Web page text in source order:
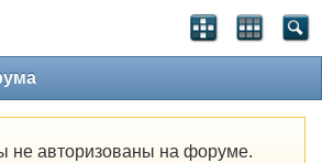
не авторизованы на форуме.